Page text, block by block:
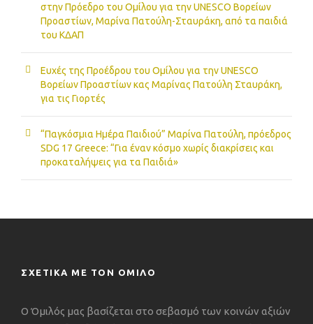
στην Πρόεδρο του Ομίλου για την UNESCO Βορείων
Προαστίων, Μαρίνα Πατούλη-Σταυράκη, από τα παιδιά
του ΚΔΑΠ
Ευχές της Προέδρου του Ομίλου για την UNESCO
Βορείων Προαστίων κας Μαρίνας Πατούλη Σταυράκη,
για τις Γιορτές
“Παγκόσμια Ημέρα Παιδιού” Μαρίνα Πατούλη, πρόεδρος
SDG 17 Greece: “Για έναν κόσμο χωρίς διακρίσεις και
προκαταλήψεις για τα Παιδιά»
ΣΧΕΤΙΚΑ ΜΕ ΤΟΝ ΟΜΙΛΟ
Ο Όμιλός μας βασίζεται στο σεβασμό των κοινών αξιών